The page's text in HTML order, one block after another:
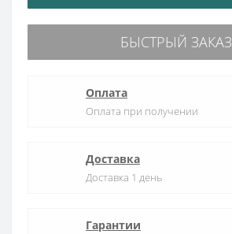
БЫСТРЫЙ ЗАКАЗ
Оплата
Оплата при получении
Доставка
Доставка 1 день
Гарантии